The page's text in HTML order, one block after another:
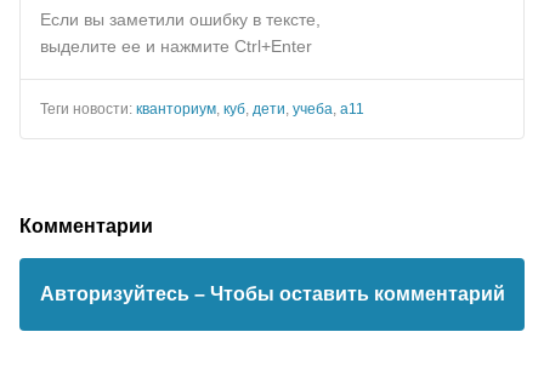
Если вы заметили ошибку в тексте,
выделите ее и нажмите Ctrl+Enter
Теги новости: кванториум куб дети учеба а11
Комментарии
Авторизуйтесь – Чтобы оставить комментарий